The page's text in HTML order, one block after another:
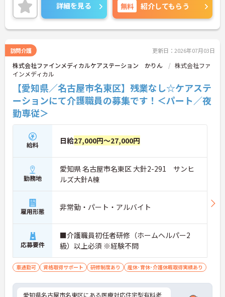
詳細を見る 無料 紹介してもらう
訪問介護 更新日：2026年07月03日
株式会社ファインメディカルケアステーション かりん
株式会社ファ
インメディカル
【愛知県／名古屋市名東区】残業なし☆ケアステ
ーションにて介護職員の募集です！＜パート／夜
勤専従＞
給料 日給27,000円～27,000円
勤務地
愛知県 名古屋市名東区 大針2-291 サンヒ
ルズ大針A棟
雇用形態 非常勤・パート・アルバイト
応募要件
■介護職員初任者研修（ホームヘルパー2
級）以上必須 ※経験不問
車通勤可 資格取得サポート 研修制度あり 産休･育休･介護休暇取得実績あり
愛知県名古屋市名東区にある医療対応住宅型有料老